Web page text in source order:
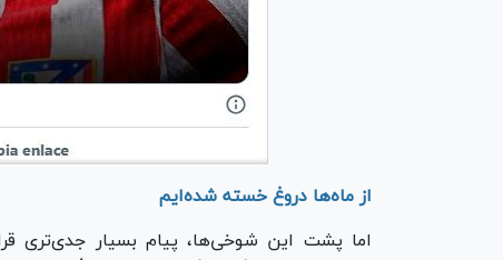
از ماه‌ها دروغ خسته شده‌ایم
اما پشت این شوخی‌ها، پیام بسیار جدی‌تری